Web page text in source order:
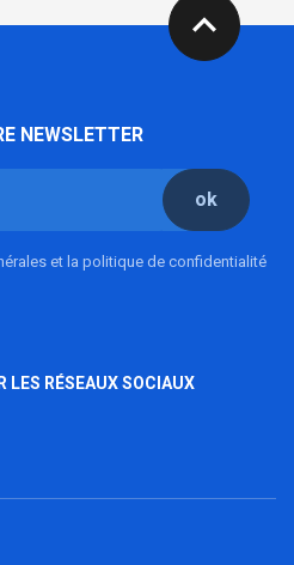
expand_less
NEWSLETTER
ok
et la politique de confidentialité
LES RÉSEAUX SOCIAUX